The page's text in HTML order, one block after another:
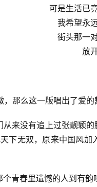
可是生活已
我希望永
街头那一
放
那么这一版唱出了爱的
来没有追上过张靓颖
下无双，原来中国风
青春里遗憾的人到有